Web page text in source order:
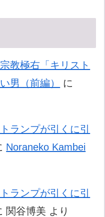
教極右「キリスト
男（前編）
に
ランプが引くに引
Noraneko Kambei
ランプが引くに引
関谷博美 より